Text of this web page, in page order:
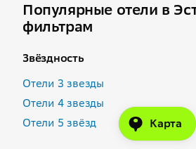
Популярные отели в
фильтрам
Звёздность
Отели 3 звезды
Отели 4 звезды
Отели 5 звёзд
Карта